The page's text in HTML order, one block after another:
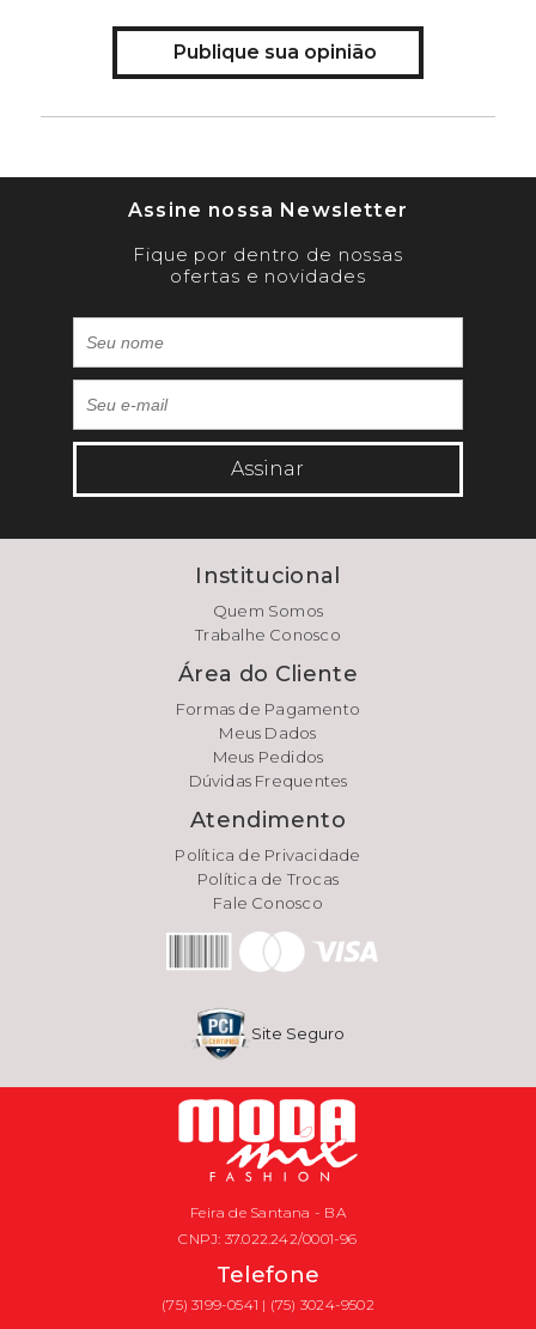
Publique sua opinião
Assine nossa Newsletter
Fique por dentro de nossas
ofertas e novidades
Assinar
Institucional
Quem Somos
Trabalhe Conosco
Área do Cliente
Formas de Pagamento
Meus Dados
Meus Pedidos
Dúvidas Frequentes
Atendimento
Política de Privacidade
Política de Trocas
Fale Conosco
Site Seguro
Feira de Santana - BA
CNPJ: 37.022.242/0001-96
Telefone
(75) 3199-0541 | (75) 3024-9502